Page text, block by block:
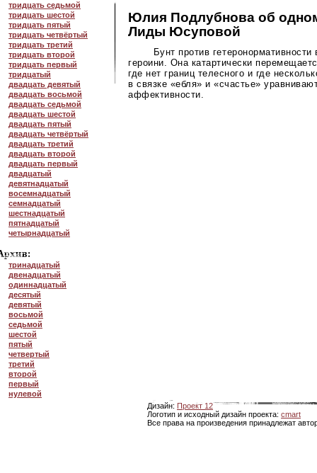
тридцать седьмой
тридцать шестой
тридцать пятый
тридцать четвёртый
тридцать третий
тридцать второй
тридцать первый
тридцатый
двадцать девятый
двадцать восьмой
двадцать седьмой
двадцать шестой
двадцать пятый
двадцать четвёртый
двадцать третий
двадцать второй
двадцать первый
двадцатый
девятнадцатый
восемнадцатый
семнадцатый
шестнадцатый
пятнадцатый
четырнадцатый
тринадцатый
двенадцатый
одиннадцатый
десятый
девятый
восьмой
седьмой
шестой
пятый
четвертый
третий
второй
первый
нулевой
Юлия Подлубнова об
Лиды Юсуповой
Бунт против
героини. Она катартически
где нет границ телесного и где
в связке «ебля» и «счастье»
аффективности.
Дизайн: Проект 12
Логотип и исходный дизайн проекта: cmart
Все права на произведения принадлежат